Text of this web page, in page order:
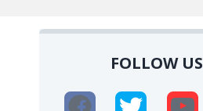
FOLLOW US